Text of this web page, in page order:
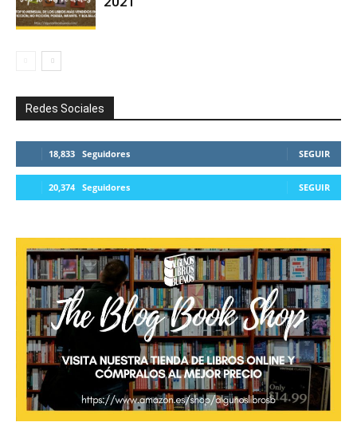
Redes Sociales
18,833 Seguidores SEGUIR
20,374 Seguidores SEGUIR